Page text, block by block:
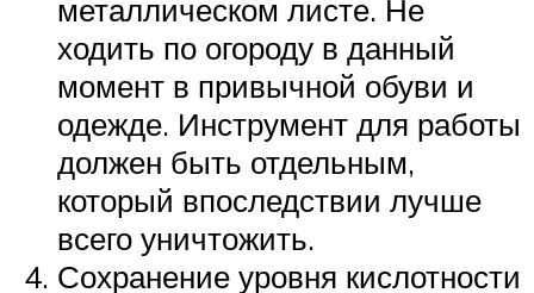
металлическом листе. Не
ходить по огороду в данный
момент в привычной обуви и
одежде. Инструмент для работы
должен быть отдельным,
который впоследствии лучше
всего уничтожить.
Сохранение уровня кислотности